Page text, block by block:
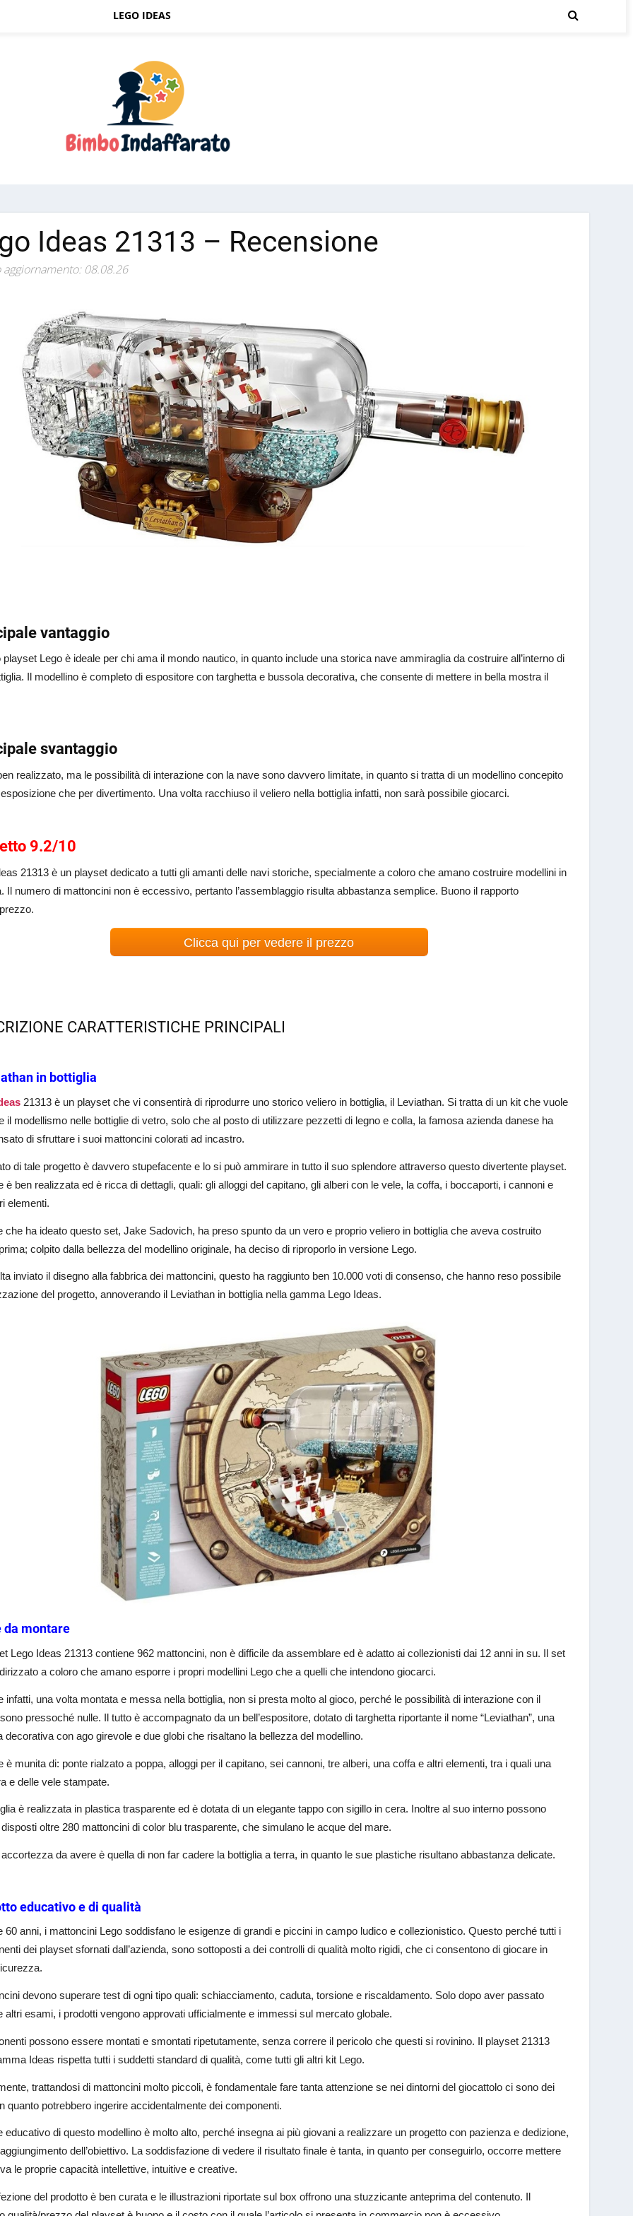
LEGO IDEAS
Ideas 21313 – Recensione
08.08.26
vantaggio
playset Lego è ideale per chi ama il mondo nautico, in quanto include una storica nave ammiraglia da costruire all’interno di
Il modellino è completo di espositore con targhetta e bussola decorativa, che consente di mettere in bella mostra il
svantaggio
realizzato, ma le possibilità di interazione con la nave sono davvero limitate, in quanto si tratta di un modellino concepito
che per divertimento. Una volta racchiuso il veliero nella bottiglia infatti, non sarà possibile giocarci.
9.2/10
21313 è un playset dedicato a tutti gli amanti delle navi storiche, specialmente a coloro che amano costruire modellini in
Il numero di mattoncini non è eccessivo, pertanto l’assemblaggio risulta abbastanza semplice. Buono il rapporto
Clicca qui per vedere il prezzo
CARATTERISTICHE PRINCIPALI
in bottiglia
21313 è un playset che vi consentirà di riprodurre uno storico veliero in bottiglia, il Leviathan. Si tratta di un kit che vuole
il modellismo nelle bottiglie di vetro, solo che al posto di utilizzare pezzetti di legno e colla, la famosa azienda danese ha
di sfruttare i suoi mattoncini colorati ad incastro.
di tale progetto è davvero stupefacente e lo si può ammirare in tutto il suo splendore attraverso questo divertente playset.
è ben realizzata ed è ricca di dettagli, quali: gli alloggi del capitano, gli alberi con le vele, la coffa, i boccaporti, i cannoni e
elementi.
che ha ideato questo set, Jake Sadovich, ha preso spunto da un vero e proprio veliero in bottiglia che aveva costruito
colpito dalla bellezza del modellino originale, ha deciso di riproporlo in versione Lego.
inviato il disegno alla fabbrica dei mattoncini, questo ha raggiunto ben 10.000 voti di consenso, che hanno reso possibile
del progetto, annoverando il Leviathan in bottiglia nella gamma Lego Ideas.
da montare
Lego Ideas 21313 contiene 962 mattoncini, non è difficile da assemblare ed è adatto ai collezionisti dai 12 anni in su. Il set
a coloro che amano esporre i propri modellini Lego che a quelli che intendono giocarci.
infatti, una volta montata e messa nella bottiglia, non si presta molto al gioco, perché le possibilità di interazione con il
pressoché nulle. Il tutto è accompagnato da un bell’espositore, dotato di targhetta riportante il nome “Leviathan”, una
decorativa con ago girevole e due globi che risaltano la bellezza del modellino.
è munita di: ponte rialzato a poppa, alloggi per il capitano, sei cannoni, tre alberi, una coffa e altri elementi, tra i quali una
e delle vele stampate.
è realizzata in plastica trasparente ed è dotata di un elegante tappo con sigillo in cera. Inoltre al suo interno possono
oltre 280 mattoncini di color blu trasparente, che simulano le acque del mare.
accortezza da avere è quella di non far cadere la bottiglia a terra, in quanto le sue plastiche risultano abbastanza delicate.
educativo e di qualità
60 anni, i mattoncini Lego soddisfano le esigenze di grandi e piccini in campo ludico e collezionistico. Questo perché tutti i
dei playset sfornati dall’azienda, sono sottoposti a dei controlli di qualità molto rigidi, che ci consentono di giocare in
devono superare test di ogni tipo quali: schiacciamento, caduta, torsione e riscaldamento. Solo dopo aver passato
altri esami, i prodotti vengono approvati ufficialmente e immessi sul mercato globale.
possono essere montati e smontati ripetutamente, senza correre il pericolo che questi si rovinino. Il playset 21313
Ideas rispetta tutti i suddetti standard di qualità, come tutti gli altri kit Lego.
trattandosi di mattoncini molto piccoli, è fondamentale fare tanta attenzione se nei dintorni del giocattolo ci sono dei
quanto potrebbero ingerire accidentalmente dei componenti.
educativo di questo modellino è molto alto, perché insegna ai più giovani a realizzare un progetto con pazienza e dedizione,
dell’obiettivo. La soddisfazione di vedere il risultato finale è tanta, in quanto per conseguirlo, occorre mettere
le proprie capacità intellettive, intuitive e creative.
del prodotto è ben curata e le illustrazioni riportate sul box offrono una stuzzicante anteprima del contenuto. Il